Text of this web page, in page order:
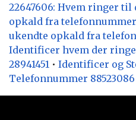
22647606: Hvem ringer til
opkald fra
ukendte opkald fra
Identificer hvem der
28941451 • Identificer og
Telefonnummer 88523086